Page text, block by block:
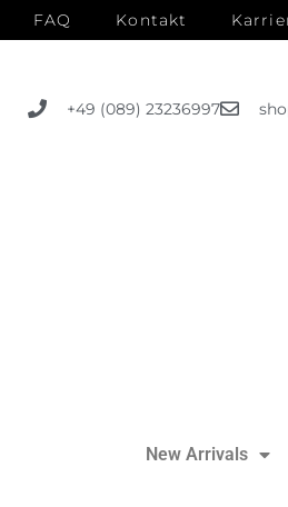
FAQ Kontakt
+49 (089) 23236997
New Arrivals